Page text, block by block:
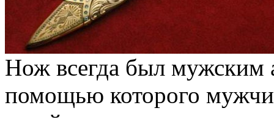
Нож всегда был мужским
помощью которого